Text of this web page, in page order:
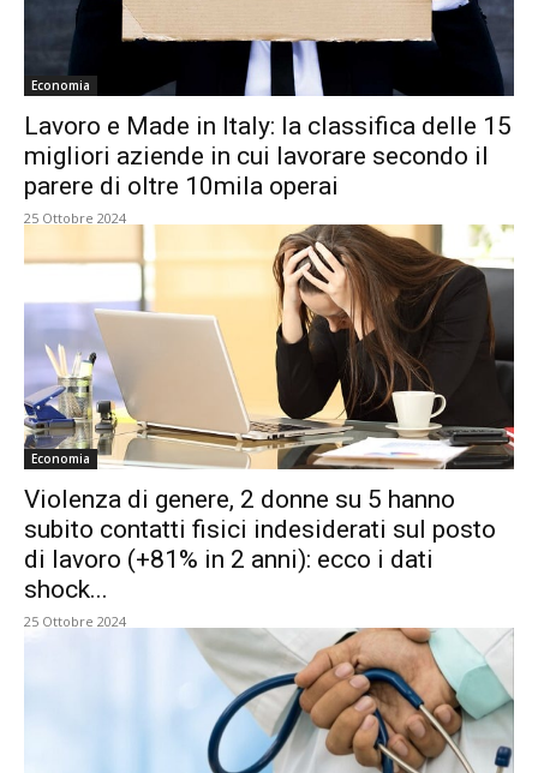
Economia
Lavoro e Made in Italy: la classifica delle 15
migliori aziende in cui lavorare secondo il
parere di oltre 10mila operai
25 Ottobre 2024
Economia
Violenza di genere, 2 donne su 5 hanno
subito contatti fisici indesiderati sul posto
di lavoro (+81% in 2 anni): ecco i dati
shock...
25 Ottobre 2024